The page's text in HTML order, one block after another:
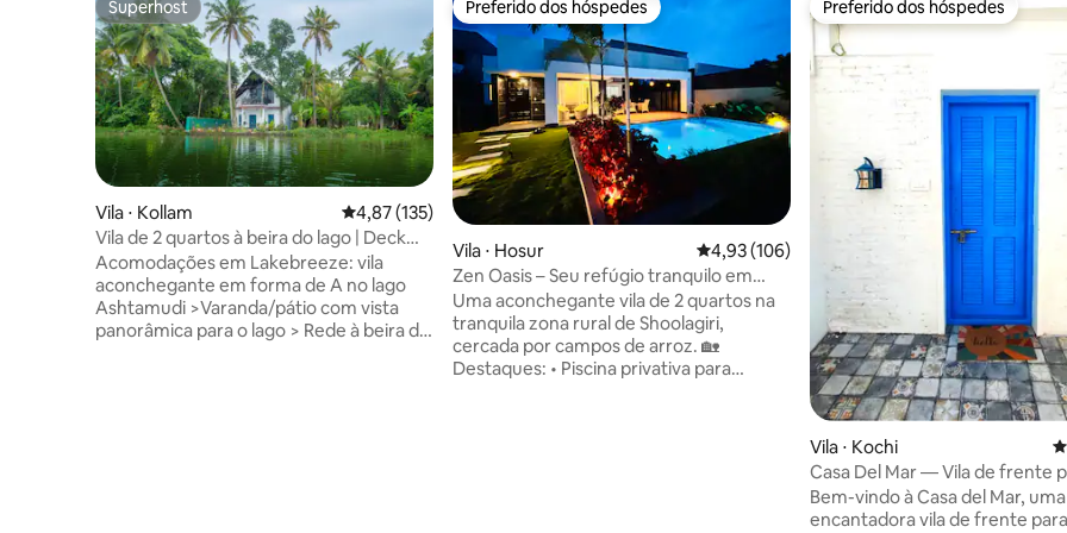
Superhost
Superhost
Vila ⋅ Kollam 4,87 de uma avaliação média de 5, 135 avaliações
4,87 (135)
Vila de 2 quartos à beira do lago | Deck
em forma de A | Churrasqueira | Rede
Acomodações em Lakebreeze: vila
aconchegante em forma de A no lago
Ashtamudi >Varanda/pátio com vista
panorâmica para o lago > Rede à beira do
Preferido dos hóspedes
Preferido dos hóspedes
Vila ⋅ Hosur 4,93 de uma avaliação média de 5, 106
4,93 (106)
Zen Oasis – Seu refúgio tranquilo em
uma fazenda
Uma aconchegante vila de 2 quartos na
tranquila zona rural de Shoolagiri,
cercada por campos de arroz. 🏡
Destaques: • Piscina privativa para
Preferido dos hóspedes
Preferido dos hóspedes
Vila ⋅ Kochi
Casa Del Mar — Vila de frente
Bem-vindo à Casa del Mar, uma
encantadora vila de frente